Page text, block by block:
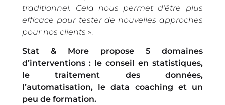
traditionnel. Cela nous permet d’être plus
efficace pour tester de nouvelles approches
pour nos clients ».
Stat & More propose 5 domaines
d’interventions : le conseil en statistiques,
le traitement des données,
l’automatisation, le data coaching et un
peu de formation.